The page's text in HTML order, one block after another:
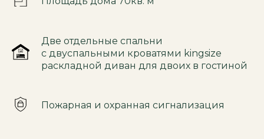
Две отдельные спальни
с двуспальными кроватями kingsize
раскладной диван для двоих в гостиной
Пожарная и охранная сигнализация